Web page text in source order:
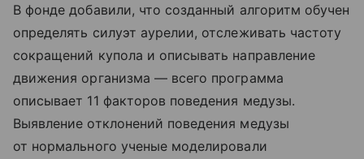
В фонде добавили, что созданный алгоритм обучен
определять силуэт аурелии, отслеживать частоту
сокращений купола и описывать направление
движения организма — всего программа
описывает 11 факторов поведения медузы.
Выявление отклонений поведения медузы
от нормального ученые моделировали